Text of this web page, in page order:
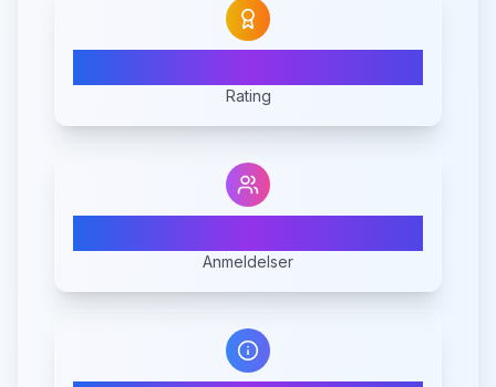
Rating
Anmeldelser